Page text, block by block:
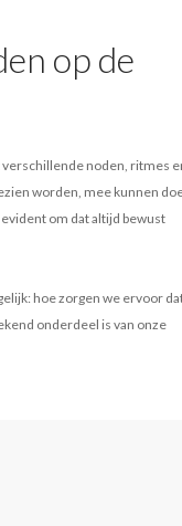
op de
verschillende noden, ritmes
worden, mee kunnen
om dat altijd bewust
hoe zorgen we ervoor
onderdeel is van onze